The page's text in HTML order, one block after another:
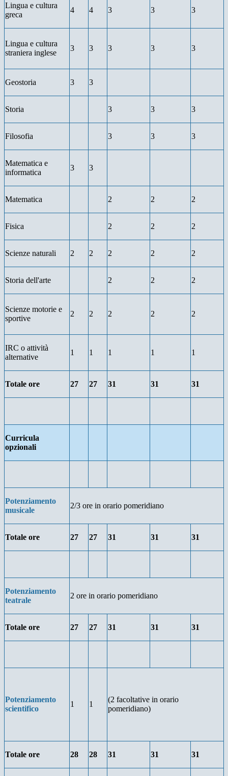
Lingua e cultura
greca
4 4 3 3 3
Lingua e cultura
straniera inglese
3 3 3 3 3
Geostoria 3 3
Storia 3 3 3
Filosofia 3 3 3
Matematica e
informatica
3 3
Matematica 2 2 2
Fisica 2 2 2
Scienze naturali 2 2 2 2 2
Storia dell'arte 2 2 2
Scienze motorie e
sportive
2 2 2 2 2
IRC o attività
alternative
1 1 1 1 1
Totale ore 27 27 31 31 31
Curricula
opzionali
Potenziamento
musicale
2/3 ore in orario pomeridiano
Totale ore 27 27 31 31 31
Potenziamento
teatrale
2 ore in orario pomeridiano
Totale ore 27 27 31 31 31
Potenziamento
scientifico
1 1
(2 facoltative in orario
pomeridiano)
Totale ore 28 28 31 31 31